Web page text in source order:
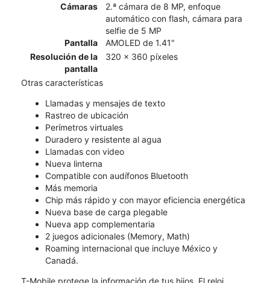
Cámaras
2.ª cámara de 8 MP, enfoque
automático con flash, cámara para
selfie de 5 MP
Pantalla
AMOLED de 1.41"
Resolución de la
pantalla
320 x 360 píxeles
Otras características
Llamadas y mensajes de texto
Rastreo de ubicación
Perímetros virtuales
Duradero y resistente al agua
Llamadas con video
Nueva linterna
Compatible con audífonos Bluetooth
Más memoria
Chip más rápido y con mayor eficiencia energética
Nueva base de carga plegable
Nueva app complementaria
2 juegos adicionales (Memory, Math)
Roaming internacional que incluye México y
Canadá.
T-Mobile protege la información de tus hijos. El reloj